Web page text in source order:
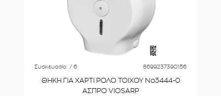
Συσκευασία: / 6 8699237390156
ΘΗΚΗ ΓΙΑ ΧΑΡΤΙ ΡΟΛΟ ΤΟΙΧΟΥ Νο3444-0
ΑΣΠΡΟ VIOSARP